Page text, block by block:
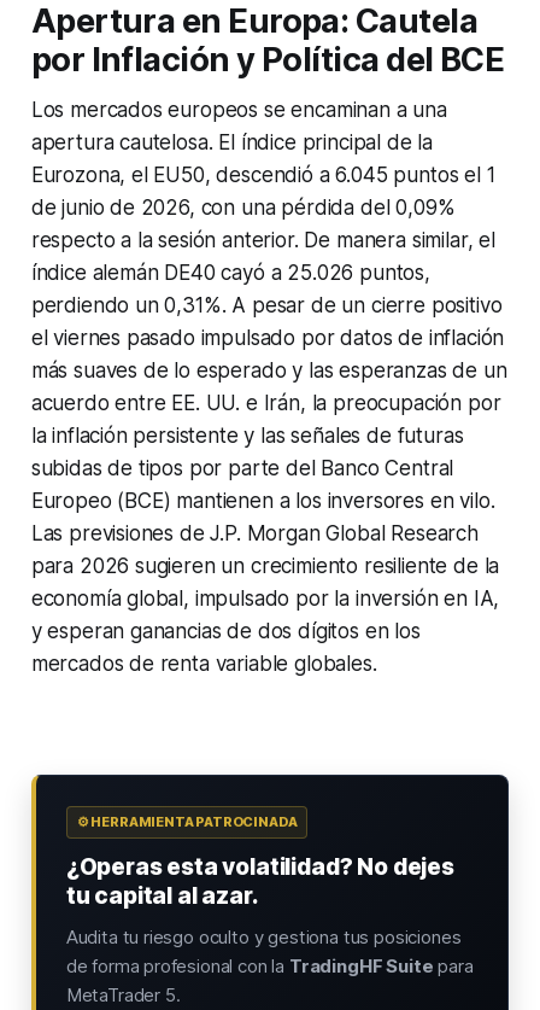
Apertura en Europa: Cautela
por Inflación y Política del BCE
Los mercados europeos se encaminan a una
apertura cautelosa. El índice principal de la
Eurozona, el EU50, descendió a 6.045 puntos el 1
de junio de 2026, con una pérdida del 0,09%
respecto a la sesión anterior. De manera similar, el
índice alemán DE40 cayó a 25.026 puntos,
perdiendo un 0,31%. A pesar de un cierre positivo
el viernes pasado impulsado por datos de inflación
más suaves de lo esperado y las esperanzas de un
acuerdo entre EE. UU. e Irán, la preocupación por
la inflación persistente y las señales de futuras
subidas de tipos por parte del Banco Central
Europeo (BCE) mantienen a los inversores en vilo.
Las previsiones de J.P. Morgan Global Research
para 2026 sugieren un crecimiento resiliente de la
economía global, impulsado por la inversión en IA,
y esperan ganancias de dos dígitos en los
mercados de renta variable globales.
⚙️ HERRAMIENTA PATROCINADA
¿Operas esta volatilidad? No dejes
tu capital al azar.
Audita tu riesgo oculto y gestiona tus posiciones
de forma profesional con la TradingHF Suite para
MetaTrader 5.